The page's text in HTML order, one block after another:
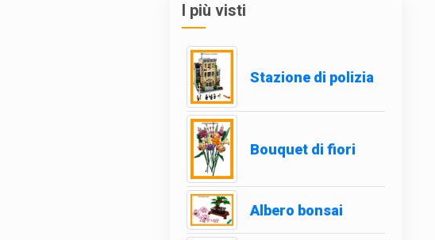
I più visti
Stazione di polizia
Bouquet di fiori
Albero bonsai